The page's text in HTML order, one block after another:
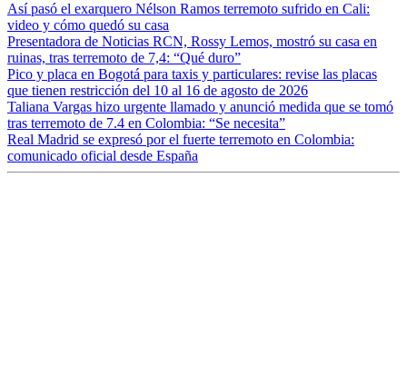
Así pasó el exarquero Nélson Ramos terremoto sufrido en Cali:
video y cómo quedó su casa
Presentadora de Noticias RCN, Rossy Lemos, mostró su casa en
ruinas, tras terremoto de 7,4: “Qué duro”
Pico y placa en Bogotá para taxis y particulares: revise las placas
que tienen restricción del 10 al 16 de agosto de 2026
Taliana Vargas hizo urgente llamado y anunció medida que se tomó
tras terremoto de 7.4 en Colombia: “Se necesita”
Real Madrid se expresó por el fuerte terremoto en Colombia:
comunicado oficial desde España